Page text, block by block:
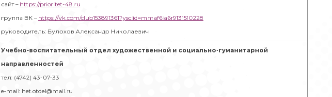
сайт – https://prioritet-48.ru
группа ВК – https://vk.com/club153891361?ysclid=mmaf6ia6r9131510228
руководитель: Булохов Александр Николаевич
Учебно-воспитательный отдел художественной и социально-гуманитарной
направленностей
тел: (4742) 43-07-33
e-mail: het.otdel@mail.ru